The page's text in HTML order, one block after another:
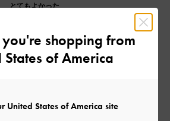
とてもよかった
you're shopping from
States of America
United States of America site